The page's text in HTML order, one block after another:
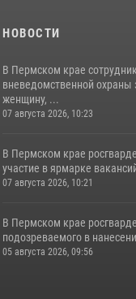
НОВОСТИ
В Пермском крае
вневедомственной охраны
женщину, ...
07 августа 2026, 10:23
В Пермском крае
участие в ярмарке
07 августа 2026, 10:21
В Пермском крае
подозреваемого в
05 августа 2026, 09:56